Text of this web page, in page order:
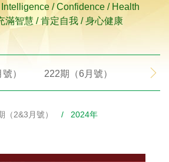
） 222期（6月號） 221期
/ Confidence / Health
滿智慧 / 肯定自我 / 身心健康
（2&3月號） / 2024年